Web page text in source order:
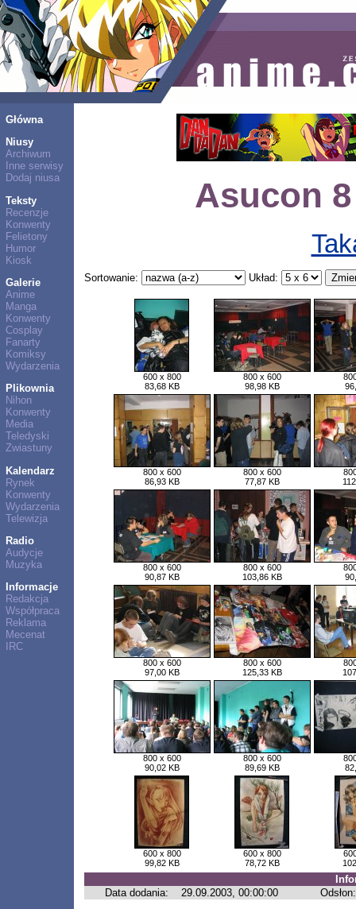
Główna
Niusy
Archiwum
Inne serwisy
Dodaj niusa
Teksty
Recenzje
Konwenty
Felietony
Humor
Kiosk
Galerie
Anime
Manga
Konwenty
Cosplay
Fanarty
Komiksy
Wydarzenia
Plikownia
Nihon
Konwenty
Media
Teledyski
Zwiastuny
Kalendarz
Rynek
Konwenty
Wydarzenia
Telewizja
Radio
Audycje
Muzyka
Informacje
Redakcja
Współpraca
Reklama
Mecenat
IRC
Asucon
Sortowanie: Układ:
600 x 800
83,68 KB
800 x 600
98,98 KB
800 x 600
86,93 KB
800 x 600
77,87 KB
800 x 600
90,87 KB
800 x 600
103,86 KB
800 x 600
97,00 KB
800 x 600
125,33 KB
800 x 600
90,02 KB
800 x 600
89,69 KB
600 x 800
99,82 KB
600 x 800
78,72 KB
Data dodania:
29.09.2003, 00:00:00 Odsłon: